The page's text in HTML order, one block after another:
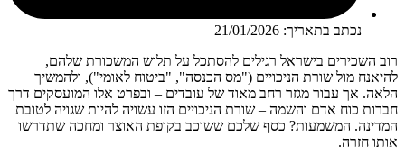
נכתב בתאריך: 21/01/2026
רוב השכירים בישראל רגילים להסתכל על תלוש המשכורת שלהם,
להיאנח מול שורת הניכויים ("מס הכנסה", "ביטוח לאומי"), ולהמשיך
הלאה. אך עבור מגזר רחב מאוד של עובדים – ובפרט אלו המועסקים דרך
חברות כוח אדם והשמה – שורת הניכויים הזו עשויה להיות שגויה לטובת
המדינה. המשמעות? כסף שלכם ששוכב בקופת האוצר ומחכה שתדרשו
אותו חזרה.